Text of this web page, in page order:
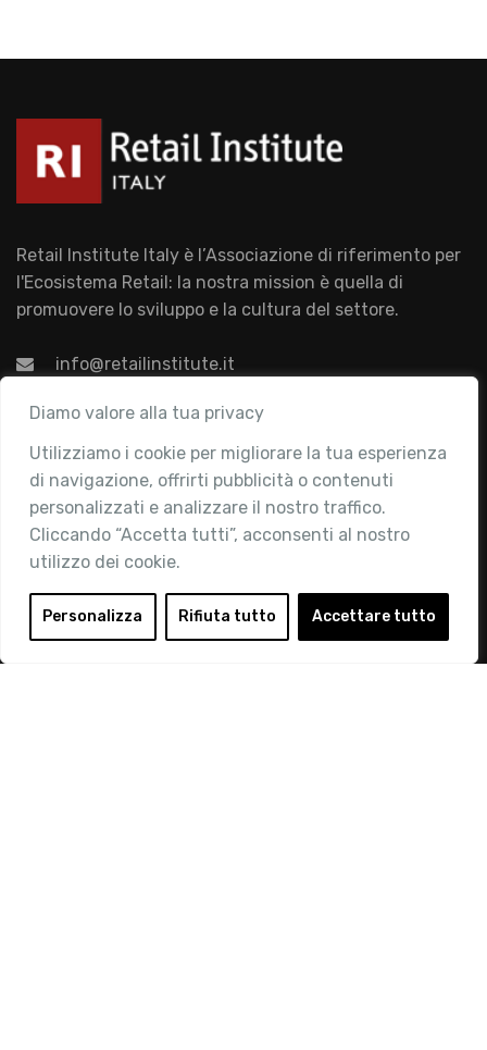
Diamo valore alla tua privacy
Utilizziamo i cookie per migliorare la tua esperienza
di navigazione, offrirti pubblicità o contenuti
personalizzati e analizzare il nostro traffico.
Cliccando “Accetta tutti”, acconsenti al nostro
utilizzo dei cookie.
Personalizza Rifiuta tutto Accettare tutto
Retail Institute Italy è l’Associazione di riferimento per
l'Ecosistema Retail: la nostra mission è quella di
promuovere lo sviluppo e la cultura del settore.
info@retailinstitute.it
Associazione
Chi siamo
Attività
Contatti
Area Riservata
Login
Diventa Socio